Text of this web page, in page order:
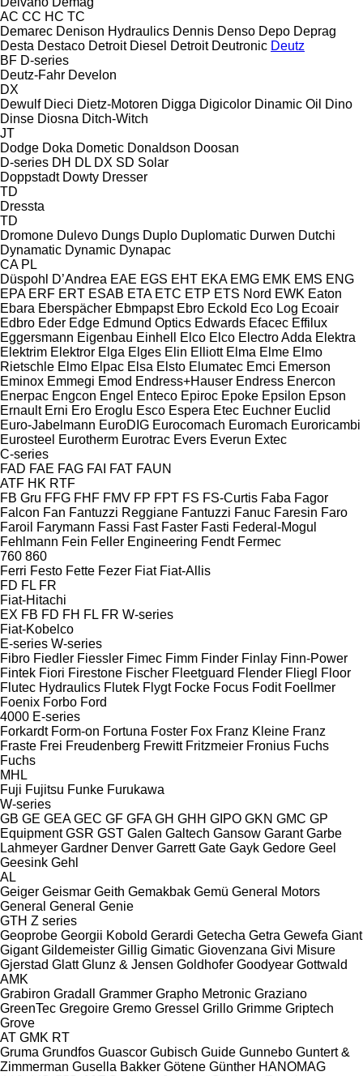
AC CC HC TC
Demarec Denison Hydraulics Dennis Denso Depo Deprag
Desta Destaco Detroit Diesel Detroit Deutronic Deutz
BF D-series
Deutz-Fahr Develon
DX
Dewulf Dieci Dietz-Motoren Digga Digicolor Dinamic Oil
Dino
Dinse Diosna Ditch-Witch
JT
Dodge Doka Dometic Donaldson Doosan
D-series DH DL DX SD Solar
Doppstadt Dowty Dresser
TD
Dressta
TD
Dromone Dulevo Dungs Duplo Duplomatic Durwen Dutchi
Dynamatic Dynamic Dynapac
CA PL
Düspohl
D’Andrea EAE EGS EHT EKA EMG EMK EMS ENG
EPA ERF ERT ESAB ETA ETC ETP ETS Nord EWK Eaton
Ebara Eberspächer Ebmpapst Ebro Eckold Eco Log Ecoair
Edbro Eder Edge Edmund Optics Edwards Efacec Effilux
Eggersmann Eigenbau Einhell Elco Elco Electro Adda Elektra
Elektrim Elektror Elga Elges Elin Elliott Elma Elme Elmo
Rietschle Elmo Elpac Elsa Elsto Elumatec Emci Emerson
Eminox Emmegi Emod Endress+Hauser Endress Enercon
Enerpac Engcon Engel Enteco Epiroc Epoke Epsilon Epson
Ernault Erni Ero Eroglu Esco Espera Etec Euchner Euclid
Euro-Jabelmann EuroDIG Eurocomach Euromach Euroricambi
Eurosteel Eurotherm Eurotrac Evers Everun Extec
C-series
FAD FAE FAG FAI FAT FAUN
ATF HK RTF
FB Gru FFG FHF FMV FP FPT FS FS-Curtis Faba Fagor
Falcon Fan Fantuzzi Reggiane Fantuzzi Fanuc Faresin Faro
Faroil
Farymann Fassi Fast Faster Fasti Federal-Mogul
Fehlmann Fein Feller Engineering Fendt Fermec
760 860
Ferri Festo Fette Fezer Fiat Fiat-Allis
FD FL FR
Fiat-Hitachi
EX FB FD FH FL FR W-series
Fiat-Kobelco
E-series W-series
Fibro Fiedler Fiessler Fimec Fimm Finder Finlay Finn-Power
Fintek Fiori Firestone Fischer Fleetguard Flender Fliegl
Floor
Flutec Hydraulics Flutek Flygt Focke Focus Fodit Foellmer
Foenix Forbo Ford
4000 E-series
Forkardt Form-on Fortuna Foster Fox Franz Kleine Franz
Fraste Frei Freudenberg Frewitt Fritzmeier Fronius Fuchs
Fuchs
MHL
Fuji Fujitsu Funke Furukawa
W-series
GB GE GEA GEC GF GFA GH GHH GIPO GKN GMC GP
Equipment GSR GST Galen Galtech Gansow Garant Garbe
Lahmeyer Gardner Denver Garrett Gate Gayk Gedore Geel
Geesink Gehl
AL
Geiger Geismar Geith Gemakbak Gemü General Motors
General General Genie
GTH Z series
Geoprobe Georgii Kobold Gerardi Getecha Getra Gewefa Giant
Gigant Gildemeister Gillig Gimatic Giovenzana Givi Misure
Gjerstad Glatt Glunz & Jensen Goldhofer Goodyear Gottwald
AMK
Grabiron Gradall Grammer Grapho Metronic Graziano
GreenTec Gregoire Gremo Gressel Grillo Grimme Griptech
Grove
AT GMK RT
Gruma Grundfos Guascor Gubisch Guide Gunnebo Guntert &
Zimmerman Gusella Bakker Götene Günther HANOMAG